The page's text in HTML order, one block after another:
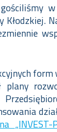
plany
„INVEST-